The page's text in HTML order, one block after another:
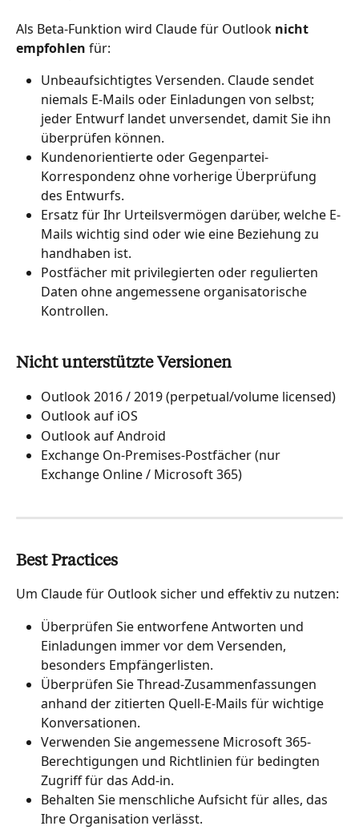
Als Beta-Funktion wird Claude für Outlook nicht
empfohlen für:
Unbeaufsichtigtes Versenden. Claude sendet
niemals E-Mails oder Einladungen von selbst;
jeder Entwurf landet unversendet, damit Sie ihn
überprüfen können.
Kundenorientierte oder Gegenpartei-
Korrespondenz ohne vorherige Überprüfung
des Entwurfs.
Ersatz für Ihr Urteilsvermögen darüber, welche E-
Mails wichtig sind oder wie eine Beziehung zu
handhaben ist.
Postfächer mit privilegierten oder regulierten
Daten ohne angemessene organisatorische
Kontrollen.
Nicht unterstützte Versionen
Outlook 2016 / 2019 (perpetual/volume licensed)
Outlook auf iOS
Outlook auf Android
Exchange On-Premises-Postfächer (nur
Exchange Online / Microsoft 365)
Best Practices
Um Claude für Outlook sicher und effektiv zu nutzen:
Überprüfen Sie entworfene Antworten und
Einladungen immer vor dem Versenden,
besonders Empfängerlisten.
Überprüfen Sie Thread-Zusammenfassungen
anhand der zitierten Quell-E-Mails für wichtige
Konversationen.
Verwenden Sie angemessene Microsoft 365-
Berechtigungen und Richtlinien für bedingten
Zugriff für das Add-in.
Behalten Sie menschliche Aufsicht für alles, das
Ihre Organisation verlässt.